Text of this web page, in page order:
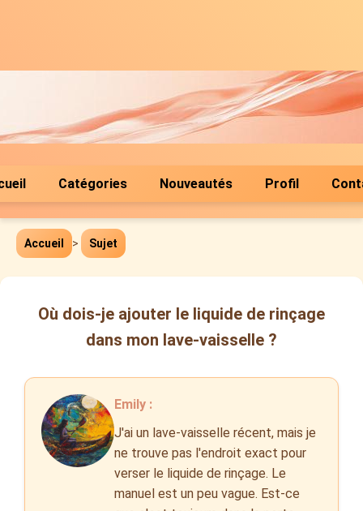
Catégories Nouveautés Profil
Accueil > Sujet
Où dois-je ajouter le liquide de rinçage
dans mon lave-vaisselle ?
Emily :
J'ai un lave-vaisselle récent, mais je
ne trouve pas l'endroit exact pour
verser le liquide de rinçage. Le
manuel est un peu vague. Est-ce